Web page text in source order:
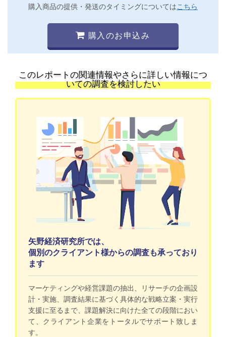
購入商品の提供・発送のタイミングについてはこちら
購入のお申込み
このレポートの関連情報やさらに詳しい情報につ
いての調査を検討したい
矢野経済研究所では、
個別のクライアント様からの調査も承っており
ます
マーケティングや経営課題の抽出、リサーチの企画設
計・実施、調査結果に基づく具体的な戦略立案・実行
支援に至るまで、課題解決に向けた全ての段階におい
て、クライアント企業をトータルでサポート致しま
す。